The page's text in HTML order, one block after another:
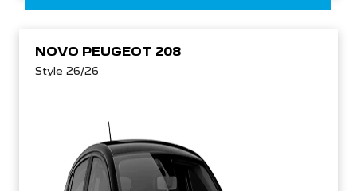
NOVO PEUGEOT 208
Style 26/26